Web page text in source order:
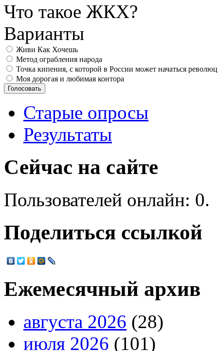
Что такое ЖКХ?
Варианты
Живи Как Хочешь
Метод ограбления народа
Точка кипения, с которой в России может начаться
Моя дорогая и любимая контора
Старые опросы
Результаты
Сейчас на сайте
Пользователей онлайн: 0.
Поделиться ссылкой
Ежемесячный архив
августа 2026 (28)
июля 2026 (101)